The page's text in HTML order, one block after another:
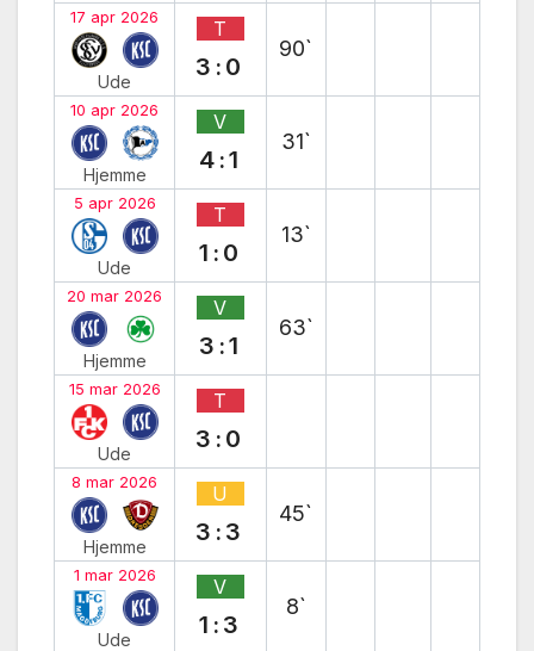
17 apr 2026
Ude
T
3:0
90`
10 apr 2026
Hjemme
V
4:1
31`
5 apr 2026
Ude
T
1:0
13`
20 mar 2026
Hjemme
V
3:1
63`
15 mar 2026
Ude
T
3:0
8 mar 2026
Hjemme
U
3:3
45`
1 mar 2026
Ude
V
1:3
8`